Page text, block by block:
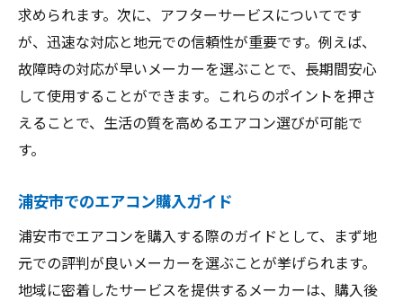
求められます。次に、アフターサービスについてです
が、迅速な対応と地元での信頼性が重要です。例えば、
故障時の対応が早いメーカーを選ぶことで、長期間安心
して使用することができます。これらのポイントを押さ
えることで、生活の質を高めるエアコン選びが可能で
す。
浦安市でのエアコン購入ガイド
浦安市でエアコンを購入する際のガイドとして、まず地
元での評判が良いメーカーを選ぶことが挙げられます。
地域に密着したサービスを提供するメーカーは、購入後